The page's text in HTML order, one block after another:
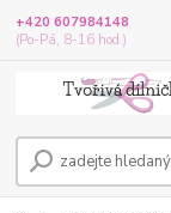
+420 607984148
(Po-Pá, 8-16 hod.)